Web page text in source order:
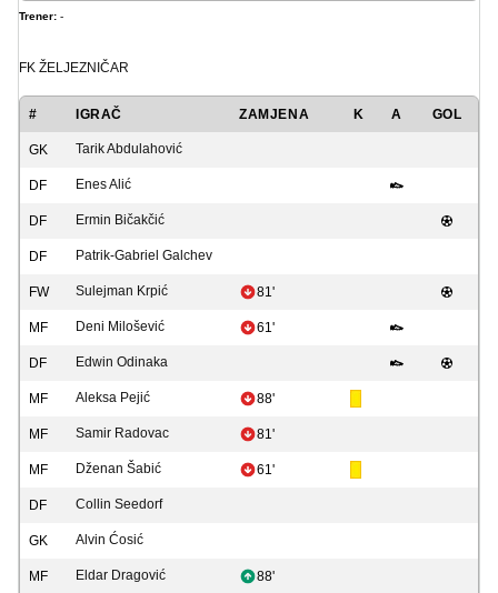
Trener: -
FK ŽELJEZNIČAR
# IGRAČ ZAMJENA K A GOL
GK Tarik Abdulahović
DF Enes Alić
DF Ermin Bičakčić
DF Patrik-Gabriel Galchev
FW Sulejman Krpić 81'
MF Deni Milošević 61'
DF Edwin Odinaka
MF Aleksa Pejić 88'
MF Samir Radovac 81'
MF Dženan Šabić 61'
DF Collin Seedorf
GK Alvin Ćosić
MF Eldar Dragović 88'